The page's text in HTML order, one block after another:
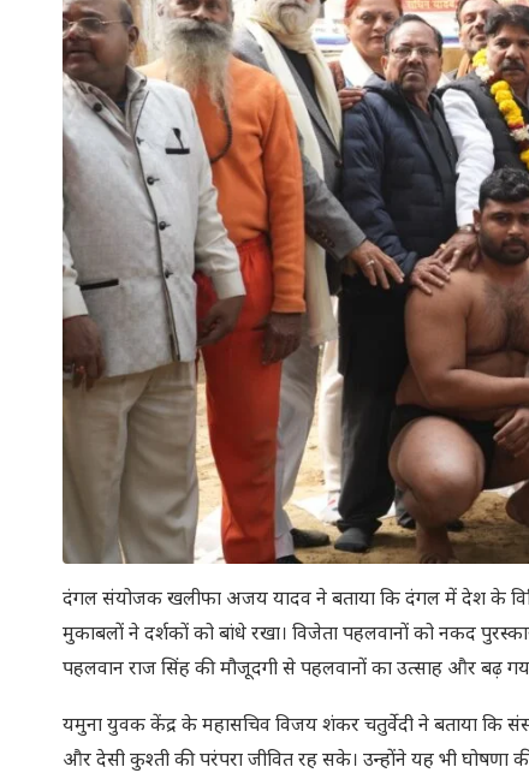
दंगल संयोजक खलीफा अजय यादव ने बताया कि दंगल में देश के
मुकाबलों ने दर्शकों को बांधे रखा। विजेता पहलवानों को नकद
पहलवान राज सिंह की मौजूदगी से पहलवानों का उत्साह और बढ़
यमुना युवक केंद्र के महासचिव विजय शंकर चतुर्वेदी ने बताया कि
और देसी कुश्ती की परंपरा जीवित रह सके। उन्होंने यह भी घोषणा